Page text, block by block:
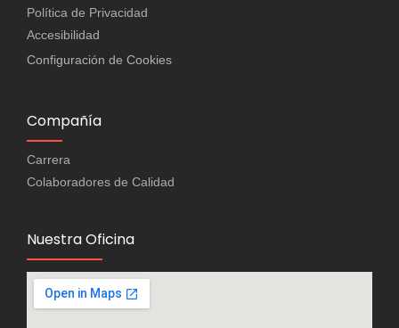
Política de Privacidad
Accesibilidad
Configuración de Cookies
Compañía
Carrera
Colaboradores de Calidad
Nuestra Oficina